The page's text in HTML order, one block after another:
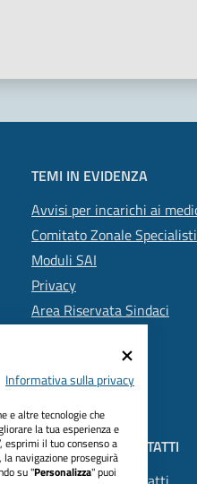
da 1 a 5 stelle
TEMI IN EVIDENZA
Avvisi per incarichi ai
Comitato Zonale Specialisti
Moduli SAI
Privacy
Area Riservata Sindaci
CONTATTI
Informativa sulla privacy
e altre tecnologie che
la tua esperienza e
esprimi il tuo consenso a
la navigazione proseguirà
su "Personalizza" puoi